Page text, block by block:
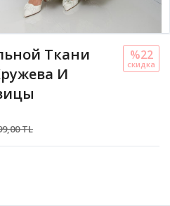
Ткани
И
TL
%22
скидка